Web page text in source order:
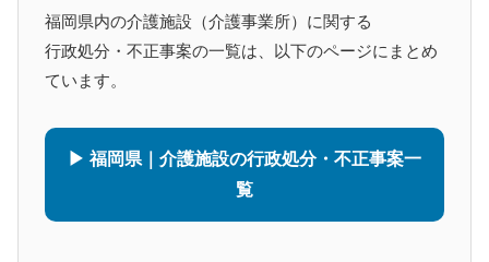
福岡県内の介護施設（介護事業所）に関する
行政処分・不正事案の一覧は、以下のページにまとめ
ています。
▶ 福岡県｜介護施設の行政処分・不正事案一
覧